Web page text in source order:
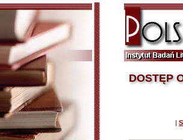
DOSTĘP
|